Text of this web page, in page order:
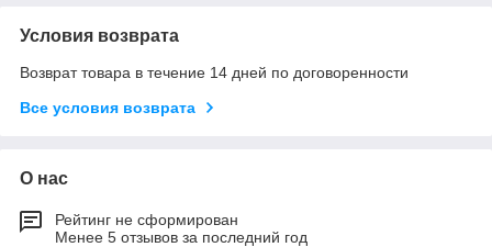
Условия возврата
Возврат товара в течение 14 дней по договоренности
Все условия возврата
О нас
Рейтинг не сформирован
Менее 5 отзывов за последний год